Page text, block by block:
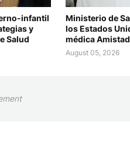
infantil
y
Salud
Ministerio de
los Estados
médica
August 05, 2026